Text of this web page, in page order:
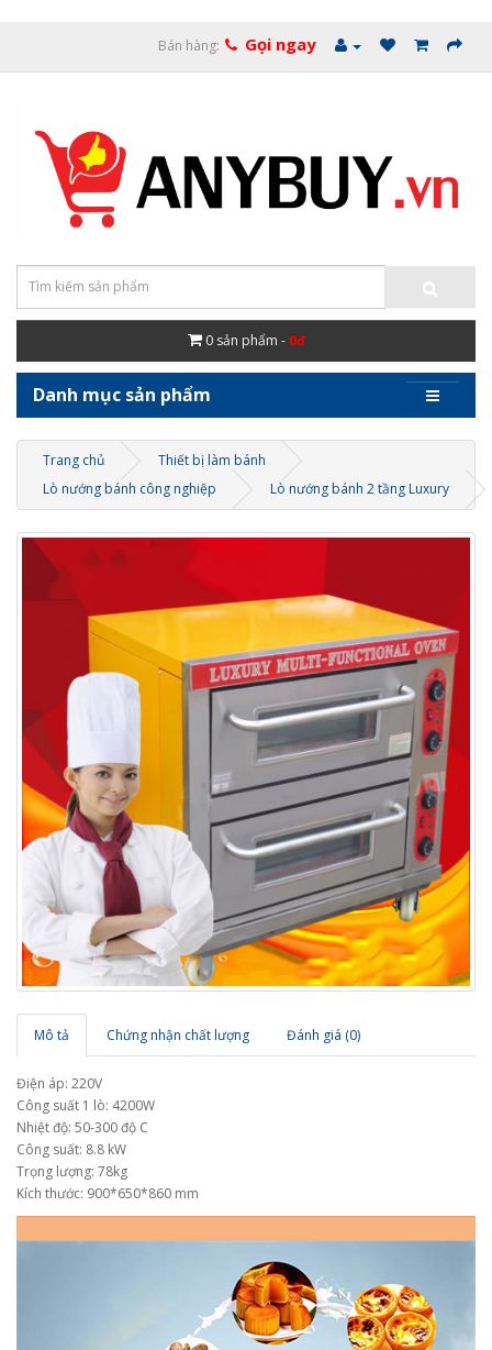
Bán hàng: Gọi ngay
0 sản phẩm - 0đ
Danh mục sản phẩm
Trang chủ
Thiết bị làm bánh
Lò nướng bánh công nghiệp
Lò nướng bánh 2 tầng Luxury
Mô tả Chứng nhận chất lượng Đánh giá (0)
Điện áp: 220V
Công suất 1 lò: 4200W
Nhiệt độ: 50-300 độ C
Công suất: 8.8 kW
Trọng lượng: 78kg
Kích thước: 900*650*860 mm